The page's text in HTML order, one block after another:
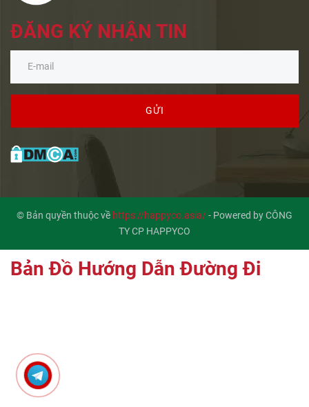
ĐĂNG KÝ NHẬN TIN
GỬI
© Bản quyền thuộc về https://happyco.asia/- Powered by CÔNG
TY CP HAPPYCO
Bản Đồ Hướng Dẫn Đường Đi